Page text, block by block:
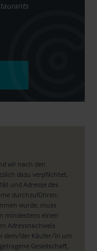
wir nach den
dazu verpflichtet,
und Adresse des
durchzuführen.
wurde, muss
mindestens einen
Adressnachweis
dem/der Käufer/in um
Gesellschaft,